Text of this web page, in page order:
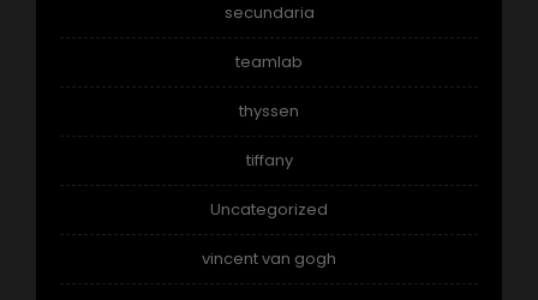
secundaria
teamlab
thyssen
tiffany
Uncategorized
vincent van gogh